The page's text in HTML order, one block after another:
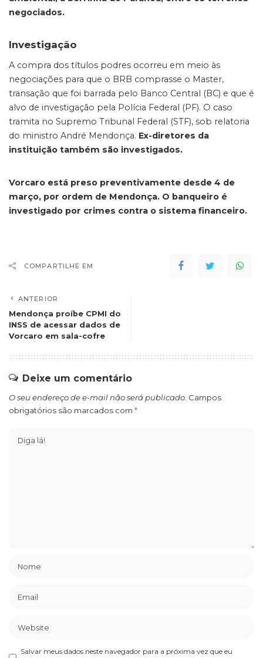
negociados.
Investigação
A compra dos títulos podres ocorreu em meio às
negociações para que o BRB comprasse o Master,
transação que foi barrada pelo Banco Central (BC) e que é
alvo de investigação pela Polícia Federal (PF). O caso
tramita no Supremo Tribunal Federal (STF), sob relatoria
do ministro André Mendonça. Ex-diretores da
instituição também são investigados.
Vorcaro está preso preventivamente desde 4 de
março, por ordem de Mendonça. O banqueiro é
investigado por crimes contra o sistema financeiro.
COMPARTILHE EM
ANTERIOR
Mendonça proíbe CPMI do
INSS de acessar dados de
Vorcaro em sala-cofre
Deixe um comentário
O seu endereço de e-mail não será publicado. Campos
obrigatórios são marcados com *
Salvar meus dados neste navegador para a próxima vez que eu